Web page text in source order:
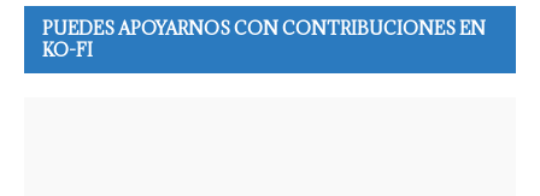
PUEDES APOYARNOS CON CONTRIBUCIONES EN
KO-FI